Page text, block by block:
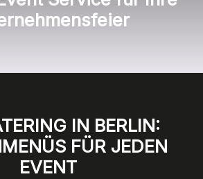
IN BERLIN:
FÜR JEDEN
EVENT